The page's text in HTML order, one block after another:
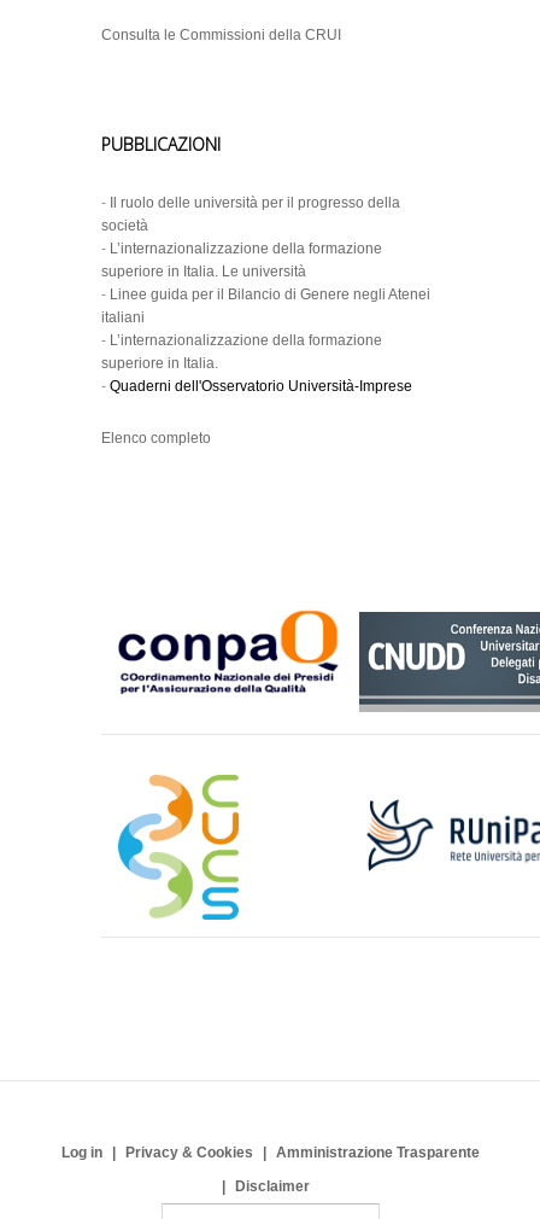
Consulta le Commissioni della CRUI
PUBBLICAZIONI
-
Il ruolo delle università per il progresso della
società
- L’internazionalizzazione della formazione
superiore in Italia. Le università
- Linee guida per il Bilancio di Genere negli Atenei
italiani
- L’internazionalizzazione della formazione
superiore in Italia.
- Quaderni dell'Osservatorio Università-Imprese
Elenco completo
Log in Privacy & Cookies
Amministrazione Trasparente
Disclaimer